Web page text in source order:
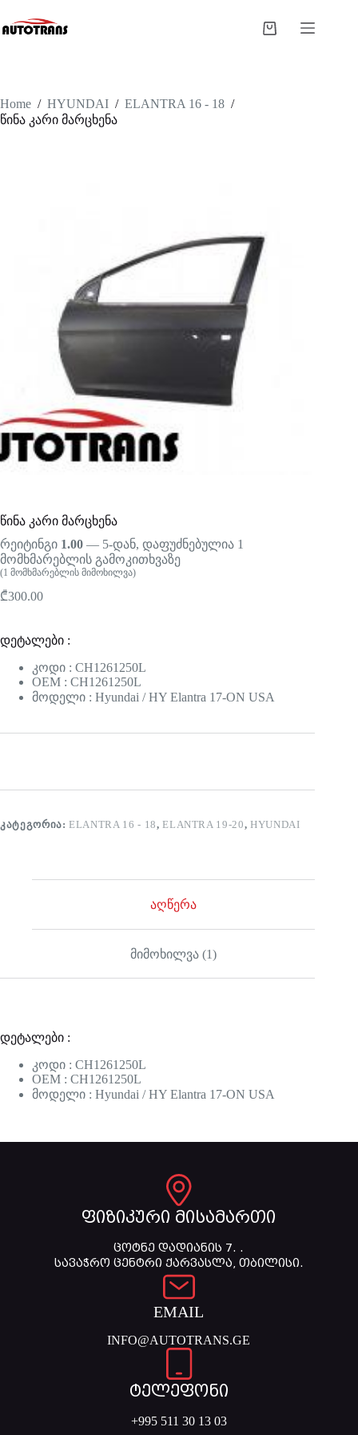
Home / HYUNDAI / ELANTRA 16 - 18 /
წინა კარი მარცხენა
წინა კარი მარცხენა
რეიტინგი 1.00 — 5-დან, დაფუძნებულია 1
მომხმარებლის გამოკითხვაზე
(1 მომხმარებლის მიმოხილვა)
₾300.00
დეტალები :
კოდი : CH1261250L
OEM : CH1261250L
მოდელი : Hyundai / HY Elantra 17-ON USA
ᲙᲐᲢᲔᲒᲝᲠᲘᲐ:ELANTRA 16 - 18,ELANTRA 19-20, HYUNDAI
აღწერა
მიმოხილვა (1)
დეტალები :
კოდი : CH1261250L
OEM : CH1261250L
მოდელი : Hyundai / HY Elantra 17-ON USA
ფიზიკური მისამართი
ცოტნე დადიანის 7. .
სავაჭრო ცენტრი ქარვასლა, თბილისი.
EMAIL
INFO@AUTOTRANS.GE
ტელეფონი
+995 511 30 13 03